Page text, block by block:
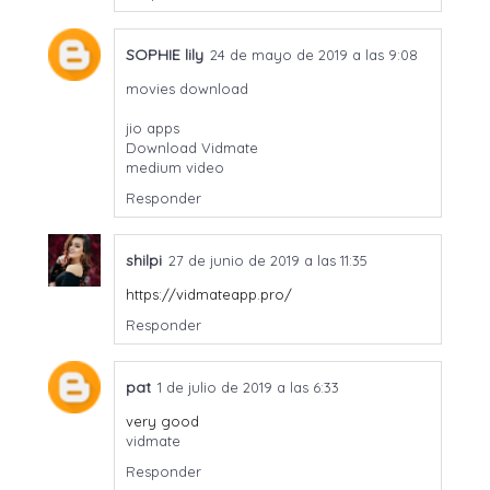
SOPHIE lily 24 de mayo de 2019 a las 9:08
movies download
jio apps
Download Vidmate
medium video
Responder
shilpi 27 de junio de 2019 a las 11:35
https://vidmateapp.pro/
Responder
pat 1 de julio de 2019 a las 6:33
very good
vidmate
Responder